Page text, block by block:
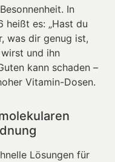
In
heißt es: „Hast du
was dir genug ist,
und ihn
kann schaden –
Vitamin-Dosen.
Lösungen für